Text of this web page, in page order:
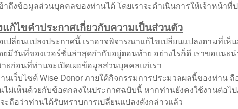
าถึงข้อมูลส่วนบุคคลของท่านได้ โดยเราจะดำเนินการให้เจ้าหน้าที่
ก้ไขคำประกาศเกี่ยวกับความเป็นส่วนตัว
ลี่ยนแปลงประกาศนี้ เราอาจพิจารณาแก้ไขเปลี่ยนแปลงตามที่เห็
ดยมีวันที่ของเวอร์ชั่นล่าสุดกำกับอยู่ตอนท้าย อย่างไรก็ดี เราขอแน
าะก่อนที่ท่านจะเปิดเผยข้อมูลส่วนบุคคลแก่เรา
ว็บไซต์ Wise Donor ภายใต้กิจกรรมการประมวลผลนี้ของท่าน
ไม่เห็นด้วยกับข้อตกลงในประกาศฉบับนี้ หากท่านยังคงใช้งานต่อ
ะถือว่าท่านได้รับทราบการเปลี่ยนแปลงดังกล่าวแล้ว